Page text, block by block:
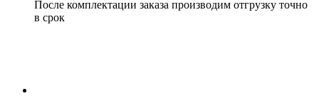
После комплектации заказа производим отгрузку точно
в срок